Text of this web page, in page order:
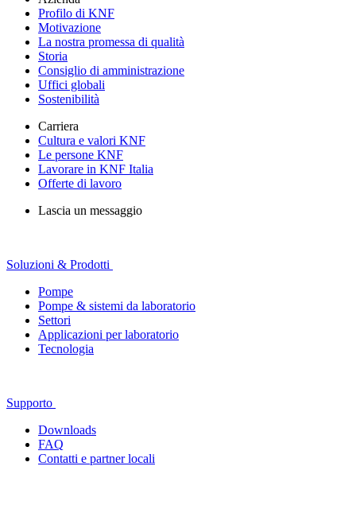
Profilo di KNF
Motivazione
La nostra promessa di qualità
Storia
Consiglio di amministrazione
Uffici globali
Sostenibilità
Carriera
Cultura e valori KNF
Le persone KNF
Lavorare in KNF Italia
Offerte di lavoro
Lascia un messaggio
Soluzioni & Prodotti
Pompe
Pompe & sistemi da laboratorio
Settori
Applicazioni per laboratorio
Tecnologia
Supporto
Downloads
FAQ
Contatti e partner locali